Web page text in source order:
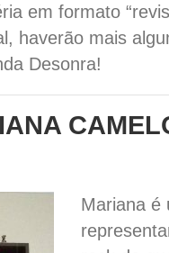
em formato
haverão mais
Desonra!
Mariana é